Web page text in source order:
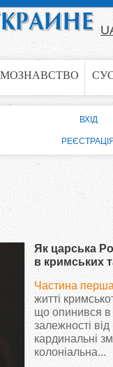
Як царська
в кримських
анексії
Частина
житті
що опинився в
залежності від
кардинальні
колоніальна...
ВХІД